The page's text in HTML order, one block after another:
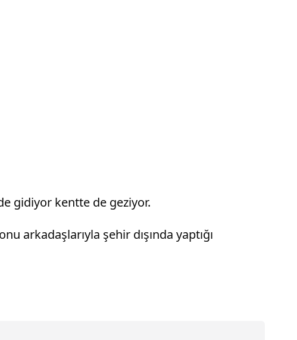
gidiyor kentte de geziyor.
arkadaşlarıyla şehir dışında yaptığı